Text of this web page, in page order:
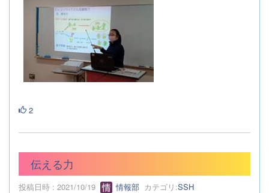
2
伝える力
投稿日時 : 2021/10/19 情報部 カテゴリ:SSH